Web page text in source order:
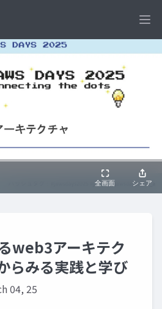
web3アーキテク
らみる実践と学び
04, 25